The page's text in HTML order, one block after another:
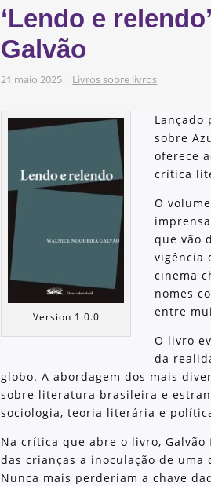
‘Lendo e
Galvão
21 maio 2025 | Livros sobre livros
Version 1.0.0
Lançado
sobre
oferece
crítica
O
que vão
vigência
cinema
nomes
entre
O livro
da
globo. A abordagem dos mais
sobre literatura brasileira e
sociologia, teoria literária e
Na crítica que abre o livro,
das crianças a inoculação de uma
Nunca mais perderiam a chave